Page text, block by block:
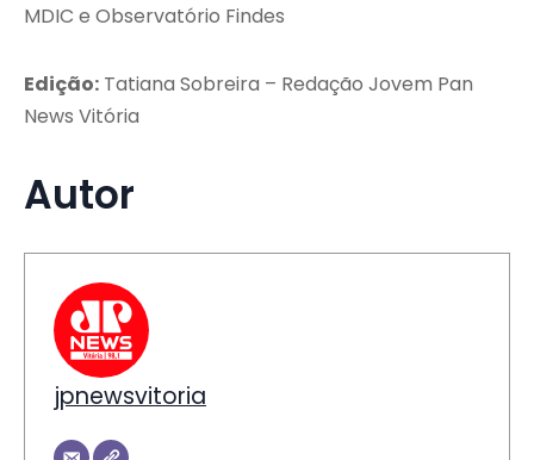
MDIC e Observatório Findes
Edição: Tatiana Sobreira – Redação Jovem Pan
News Vitória
Autor
jpnewsvitoria